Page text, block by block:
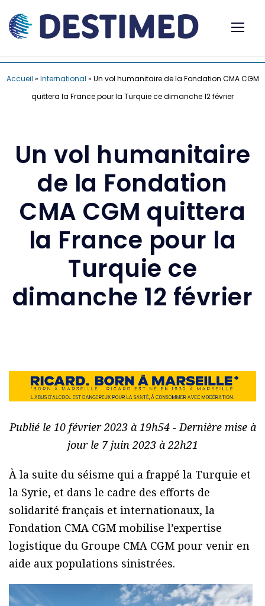
Accueil » International » Un vol humanitaire de la Fondation CMA CGM
quittera la France pour la Turquie ce dimanche 12 février
Un vol humanitaire
de la Fondation
CMA CGM quittera
la France pour la
Turquie ce
dimanche 12 février
Publié le 10 février 2023 à 19h54 - Dernière mise à
jour le 7 juin 2023 à 22h21
À la suite du séisme qui a frappé la Turquie et
la Syrie, et dans le cadre des efforts de
solidarité français et internationaux, la
Fondation CMA CGM mobilise l’expertise
logistique du Groupe CMA CGM pour venir en
aide aux populations sinistrées.